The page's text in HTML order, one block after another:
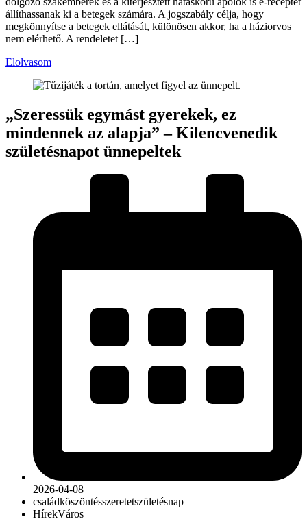
állíthassanak ki a betegek számára. A jogszabály célja, hogy
megkönnyítse a betegek ellátását, különösen akkor, ha a háziorvos
nem elérhető. A rendeletet […]
Elolvasom
„Szeressük egymást gyerekek, ez
mindennek az alapja” – Kilencvenedik
születésnapot ünnepeltek
2026-04-08
családköszöntésszeretetszületésnap
HírekVáros